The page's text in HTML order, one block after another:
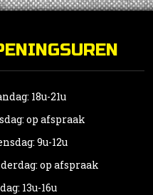
18u-21u
op afspraak
9u-12u
op afspraak
13u-16u